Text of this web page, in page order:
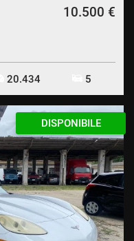
10.500 €
20.434 5
DISPONIBILE